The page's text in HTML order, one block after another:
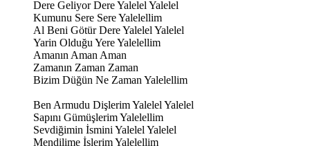
Dere Geliyor Dere Yalelel Yalelel
Kumunu Sere Sere Yalelellim
Al Beni Götür Dere Yalelel Yalelel
Yarin Olduğu Yere Yalelellim
Amanın Aman Aman
Zamanın Zaman Zaman
Bizim Düğün Ne Zaman Yalelellim
Ben Armudu Dişlerim Yalelel Yalelel
Sapını Gümüşlerim Yalelellim
Sevdiğimin İsmini Yalelel Yalelel
Mendilime İşlerim Yalelellim